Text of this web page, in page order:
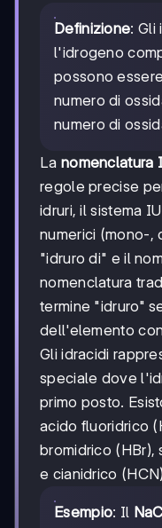
Definizione: Gli
l'idrogeno
possono
numero di
numero di
La nomenclatura
regole precise
idruri, il sistema
numerici (mono-,
"idruro di" e il
nomenclatura
termine "idruro"
dell'elemento
Gli idracidi
speciale dove
primo posto.
acido fluoridrico
bromidrico (HBr),
e cianidrico
Esempio: Il